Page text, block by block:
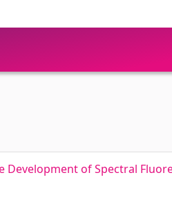
of Spectral